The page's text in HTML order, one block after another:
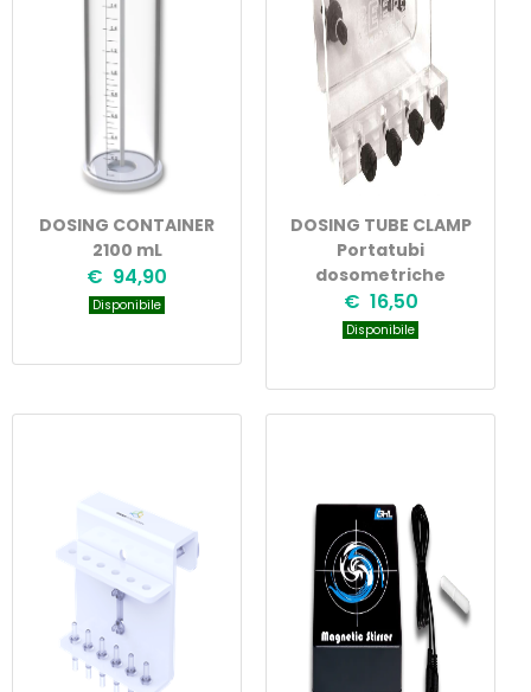
DOSING CONTAINER
2100 mL
€ 94,90
Disponibile
DOSING TUBE CLAMP
Portatubi
dosometriche
€ 16,50
Disponibile